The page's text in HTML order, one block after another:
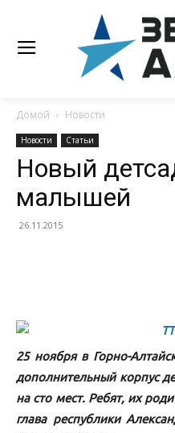
Домой Новости
Новости Статьи
Новый
малышей
26.11.2015
25 ноября в Горно-
дополнительный корпус
на сто мест. Ребят, их
глава республики